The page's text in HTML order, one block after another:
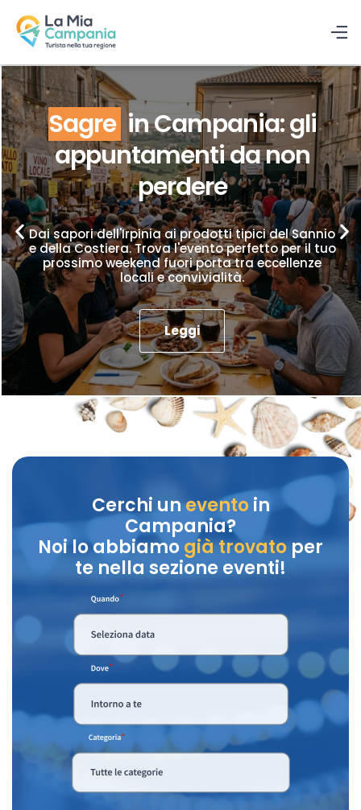
Sagre in Campania: gli
appuntamenti da non
perdere
Dai sapori dell'Irpinia ai prodotti tipici del Sannio
e della Costiera. Trova l'evento perfetto per il tuo
prossimo weekend fuori porta tra eccellenze
locali e convivialità.
Leggi
Cerchi unevento in
Campania?
Noi lo abbiamo già trovatoper
te nella sezione eventi!